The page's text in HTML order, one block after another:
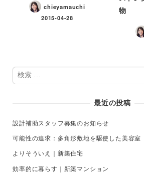
chieyamauchi
2015-04-28
物
索
最近の投稿
設計補助スタッフ募集のお知らせ
可能性の追求：多角形敷地を駆使した美容室
よりそういえ｜新築住宅
効率的に暮らす｜新築マンション